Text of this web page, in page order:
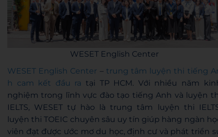
WESET English Center
WESET English Center – trung tâm luyện thi tiếng
h cam kết đầu ra tại TP HCM. Với nhiều năm
nghiệm trong lĩnh vực đào tạo tiếng Anh và luyện
IELTS, WESET tự hào là trung tâm luyện thi
luyện thi TOEIC chuyên sâu uy tín giúp hàng ngàn
viên đạt được ước mơ du học, định cư và phát triển